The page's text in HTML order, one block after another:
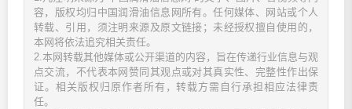
容，版权均归中国润滑油信息网所有。任何媒体、网站或个人
转载、引用，须注明来源及原文链接；未经授权擅自使用的，
本网将依法追究相关责任。
2.本网转载其他媒体或公开渠道的内容，旨在传递行业信息与观
点交流，不代表本网赞同其观点或对其真实性、完整性作出保
证。相关版权归原作者所有，转载方需自行承担相应法律责
任。